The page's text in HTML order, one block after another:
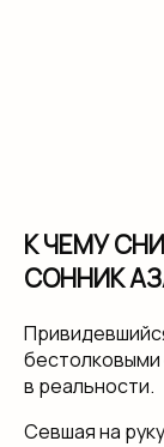
К ЧЕМУ
СОННИК
бестолковыми
в реальности.
Севшая на